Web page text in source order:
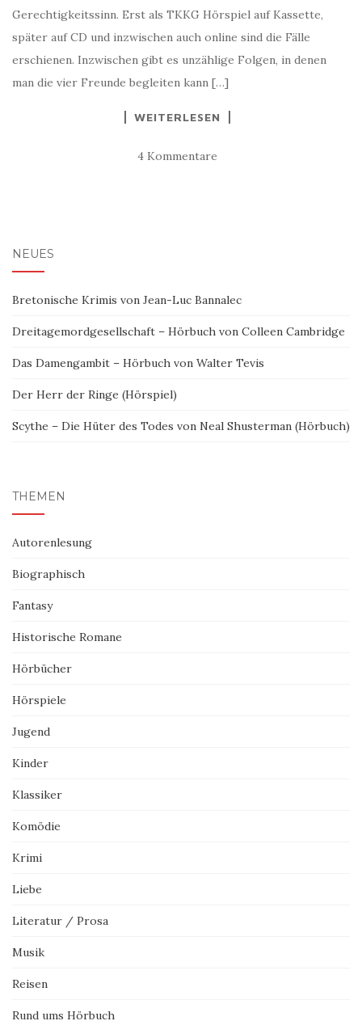
Gerechtigkeitssinn. Erst als TKKG Hörspiel auf Kassette,
später auf CD und inzwischen auch online sind die Fälle
erschienen. Inzwischen gibt es unzählige Folgen, in denen
man die vier Freunde begleiten kann […]
WEITERLESEN
4 Kommentare
NEUES
Bretonische Krimis von Jean-Luc Bannalec
Dreitagemordgesellschaft – Hörbuch von Colleen Cambridge
Das Damengambit – Hörbuch von Walter Tevis
Der Herr der Ringe (Hörspiel)
Scythe – Die Hüter des Todes von Neal Shusterman (Hörbuch)
THEMEN
Autorenlesung
Biographisch
Fantasy
Historische Romane
Hörbücher
Hörspiele
Jugend
Kinder
Klassiker
Komödie
Krimi
Liebe
Literatur / Prosa
Musik
Reisen
Rund ums Hörbuch